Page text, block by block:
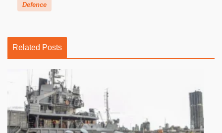
Defence
Related Posts